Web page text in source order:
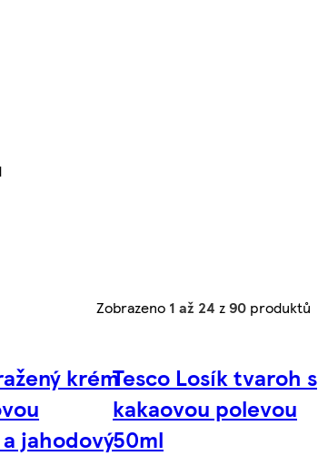
Zobrazeno 1 až 24 z90 produktů
krém
jahodový
Tesco Losík tvaroh s
kakaovou polevou
50ml